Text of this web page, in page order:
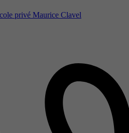
privé Maurice Clavel